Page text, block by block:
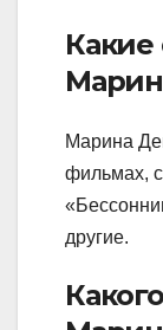
Марина
фильмах,
другие.